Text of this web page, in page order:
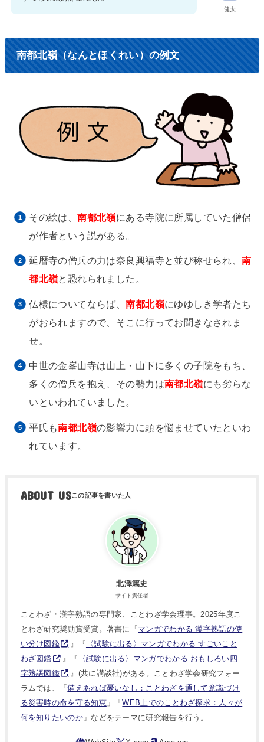
健太
南都北嶺（なんとほくれい）の例文
その絵は、南都北嶺にある寺院に所属していた僧侶
が作者という説がある。
延暦寺の僧兵の力は奈良興福寺と並び称せられ、南
都北嶺と恐れられました。
仏様についてならば、南都北嶺にゆゆしき学者たち
がおられますので、そこに行ってお聞きなされま
せ。
中世の金峯山寺は山上・山下に多くの子院をもち、
多くの僧兵を抱え、その勢力は南都北嶺にも劣らな
いといわれていました。
平氏も南都北嶺の影響力に頭を悩ませていたといわ
れています。
ABOUT US
北澤篤史
サイト責任者
ことわざ・漢字熟語の専門家、ことわざ学会理事。2025年度こ
とわざ研究奨励賞受賞。著書に『マンガでわかる 漢字熟語の使
い分け図鑑
』『 〈試験に出る〉マンガでわかる すごいこと
わざ図鑑
』『
〈試験に出る〉マンガでわかる おもしろい四
字熟語図鑑
』(共に講談社)がある。ことわざ学会研究フォー
ラムでは、「備えあれば憂いなし：ことわざを通して意識づけ
る災害時の命を守る知恵」「WEB上でのことわざ探求：人々が
何を知りたいのか」などをテーマに研究報告を行う。